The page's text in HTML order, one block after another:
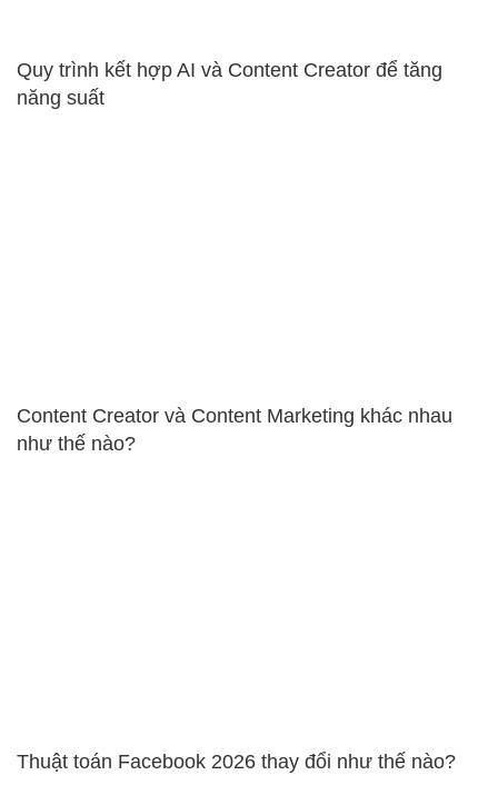
Quy trình kết hợp AI và Content Creator để tăng
năng suất
Content Creator và Content Marketing khác nhau
như thế nào?
Thuật toán Facebook 2026 thay đổi như thế nào?